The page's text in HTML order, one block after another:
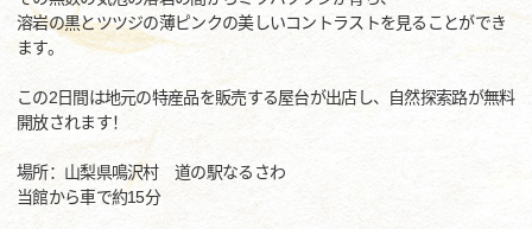
溶岩の黒とツツジの薄ピンクの美しいコントラストを見ることができ
ます。
この2日間は地元の特産品を販売する屋台が出店し、自然探索路が無料
開放されます！
場所：山梨県鳴沢村 道の駅なるさわ
当館から車で約15分